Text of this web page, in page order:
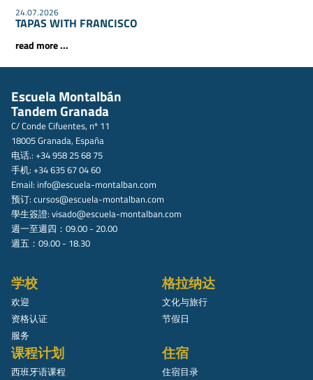
24.07.2026
TAPAS WITH FRANCISCO
read more ...
Escuela Montalbán
Tandem Granada
C/ Conde Cifuentes, nº 11
18005 Granada, España
电话.: +34 958 25 68 75
手机: +34 635 67 04 60
Email: info@escuela-montalban.com
预订: cursos@escuela-montalban.com
學生簽證: visado@escuela-montalban.com
週一至週四：09.00 - 20.00
週五：09.00 - 18.30
学校
欢迎
资格认证
服务
格拉纳达
文化与旅行
节假日
课程计划
西班牙语课程
住宿
住宿目录